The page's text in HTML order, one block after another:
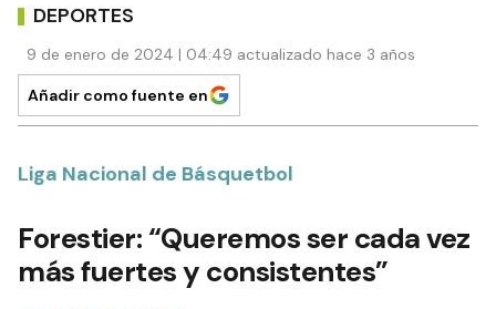
DEPORTES
9 de enero de 2024 | 04:49 actualizado hace 3 años
Añadir como fuente en
Liga Nacional de Básquetbol
Forestier: “Queremos ser cada vez
más fuertes y consistentes”